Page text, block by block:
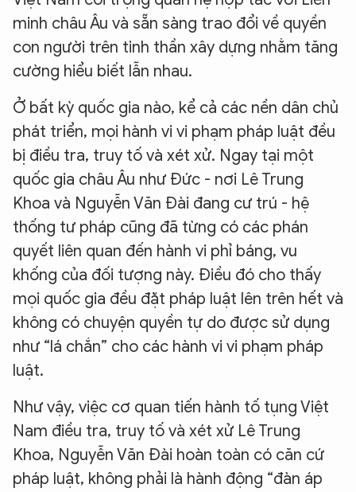
minh châu Âu và sẵn sàng trao đổi về quyền
con người trên tinh thần xây dựng nhằm tăng
cường hiểu biết lẫn nhau.
Ở bất kỳ quốc gia nào, kể cả các nền dân chủ
phát triển, mọi hành vi vi phạm pháp luật đều
bị điều tra, truy tố và xét xử. Ngay tại một
quốc gia châu Âu như Đức - nơi Lê Trung
Khoa và Nguyễn Văn Đài đang cư trú - hệ
thống tư pháp cũng đã từng có các phán
quyết liên quan đến hành vi phỉ báng, vu
khống của đối tượng này. Điều đó cho thấy
mọi quốc gia đều đặt pháp luật lên trên hết và
không có chuyện quyền tự do được sử dụng
như “lá chắn” cho các hành vi vi phạm pháp
luật.
Như vậy, việc cơ quan tiến hành tố tụng Việt
Nam điều tra, truy tố và xét xử Lê Trung
Khoa, Nguyễn Văn Đài hoàn toàn có căn cứ
pháp luật, không phải là hành động “đàn áp